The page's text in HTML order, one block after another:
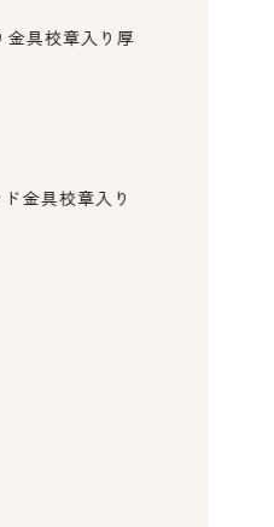
具校章入り厚
金具校章入り